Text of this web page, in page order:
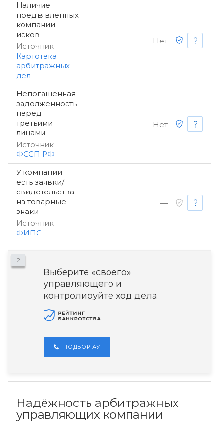
Наличие
предъявленных
компании
исков
Источник
Картотека
арбитражных
дел
Нет
Непогашенная
задолженность
перед
третьими
лицами
Источник
ФССП РФ
Нет
У компании
есть заявки/
свидетельства
на товарные
знаки
Источник
ФИПС
—
2
Выберите «своего»
управляющего и
контролируйте ход дела
ПОДБОР АУ
Надёжность арбитражных
управляющих компании